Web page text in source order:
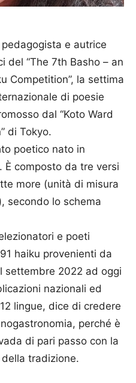
e autrice
del “The 7th Basho – an
Competition”, la settima
di poesie
dal “Koto Ward
di Tokyo.
poetico nato in
È composto da tre versi
more (unità di misura
secondo lo schema
e poeti
haiku provenienti da
settembre 2022 ad oggi
nazionali ed
lingue, dice di credere
perché è
di pari passo con la
tradizione.